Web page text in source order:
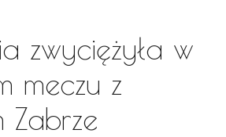
zwyciężyła w
meczu z
Zabrze